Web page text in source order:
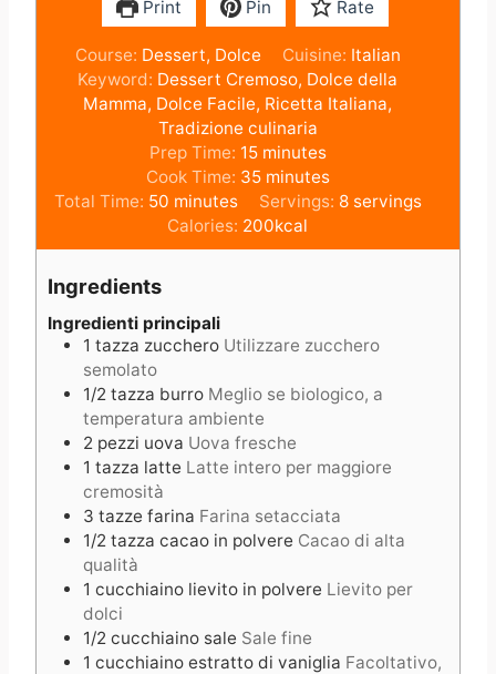
Print Pin Rate
Course: Dessert, Dolce Cuisine: Italian
Keyword: Dessert Cremoso, Dolce della
Mamma, Dolce Facile, Ricetta Italiana,
Tradizione culinaria
Prep Time: 15m
i
n
u
t
minutes
Cook Time: 35m
i
n
u
minutes
Total Time: 50 m
i
n
e
s
minutes Servings: 8 servings
Calories: 200kcal
Ingredients
Ingredienti principali
1 tazza zucchero Utilizzare zucchero
semolato
1/2 tazza burro Meglio se biologico, a
temperatura ambiente
2 pezzi uova Uova fresche
1 tazza latte Latte intero per maggiore
cremosità
3 tazze farina Farina setacciata
1/2 tazza cacao in polvere Cacao di alta
qualità
1 cucchiaino lievito in polvere Lievito per
dolci
1/2 cucchiaino sale Sale fine
1 cucchiaino estratto di vaniglia Facoltativo,